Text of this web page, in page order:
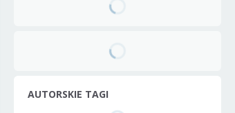
AUTORSKIE TAGI